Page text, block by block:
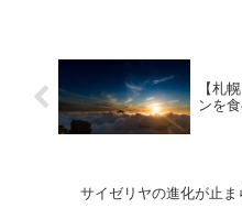
【札
ンを
サイゼリヤの進化が止